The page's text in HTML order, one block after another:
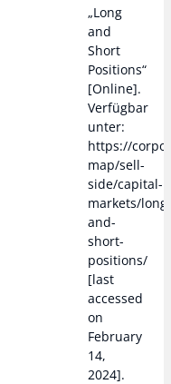
„Long
and
Short
Positions“
[Online].
Verfügbar
unter:
https://
map/sell-
side/capital-
markets/
and-
short-
positions/
[last
accessed
on
February
14,
2024].